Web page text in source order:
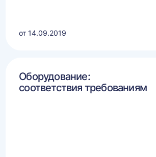
от 14.09.2019
Оборудование:
соответствия требованиям